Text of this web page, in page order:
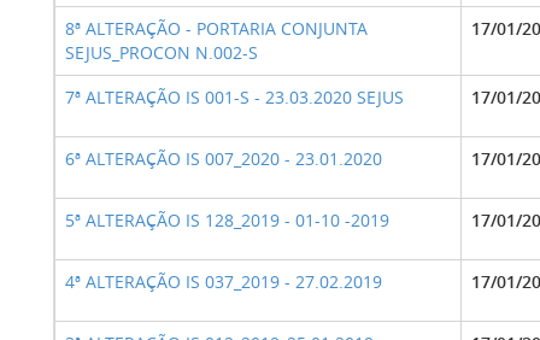
8ª ALTERAÇÃO - PORTARIA CONJUNTA
SEJUS_PROCON N.002-S
17/01/
7ª ALTERAÇÃO IS 001-S - 23.03.2020 SEJUS 17/01/
6ª ALTERAÇÃO IS 007_2020 - 23.01.2020 17/01/
5ª ALTERAÇÃO IS 128_2019 - 01-10 -2019 17/01/
4ª ALTERAÇÃO IS 037_2019 - 27.02.2019 17/01/